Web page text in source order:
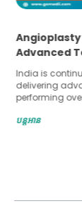
5
Human
in
Fertilization
challenges
collected,
បន្តអាន